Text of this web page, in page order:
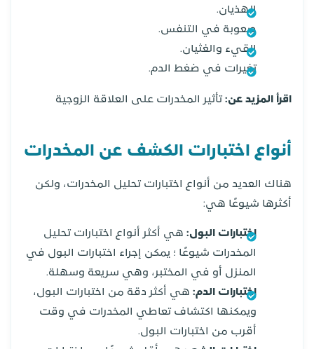
الهذيان.
صعوبة في التنفس.
القيء والغثيان.
تغيرات في ضغط الدم.
اقرأ المزيد عن: تأثير المخدرات على العلاقة الزوجية
أنواع اختبارات الكشف عن المخدرات
هناك العديد من أنواع اختبارات تحليل المخدرات، ولكن
أكثرها شيوعًا هي:
اختبارات البول:هي أكثر أنواع اختبارات تحليل
المخدرات شيوعًا ؛ يمكن إجراء اختبارات البول في
المنزل أو في المختبر، وهي سريعة وسهلة.
اختبارات الدم:هي أكثر دقة من اختبارات البول،
ويمكنها اكتشاف تعاطي المخدرات في وقت
أقرب من اختبارات البول.